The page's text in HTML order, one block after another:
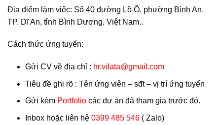
Địa điểm làm việc: Số 40 đường Lồ Ồ, phường Bình An,
TP. Dĩ An, tỉnh Bình Dương, Việt Nam..
Cách thức ứng tuyển:
Gửi CV về địa chỉ : hr.vilata@gmail.com
Tiêu đề ghi rõ : Tên ứng viên – sđt – vị trí ứng tuyển
Gửi kèm Portfolio các dự án đã tham gia trước đó.
Inbox hoặc liên hệ 0399 485 546( Zalo)